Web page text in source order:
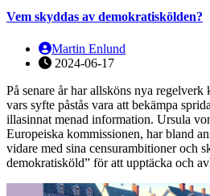
Vem skyddas av demokratiskölden?
Martin Enlund
2024-06-17
På senare år har allsköns nya
vars syfte påstås vara att bekämpa
illasinnat menad information. Ursula
Europeiska kommissionen, har bland
vidare med sina censurambitioner och
demokratisköld” för att upptäcka och